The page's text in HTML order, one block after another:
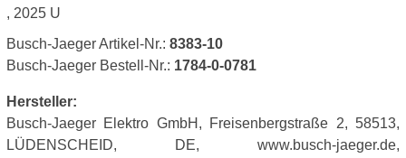
, 2025 U
Busch-Jaeger Artikel-Nr.: 8383-10
Busch-Jaeger Bestell-Nr.: 1784-0-0781
Hersteller:
Busch-Jaeger Elektro GmbH, Freisenbergstraße 2, 58513,
LÜDENSCHEID, DE, www.busch-jaeger.de,